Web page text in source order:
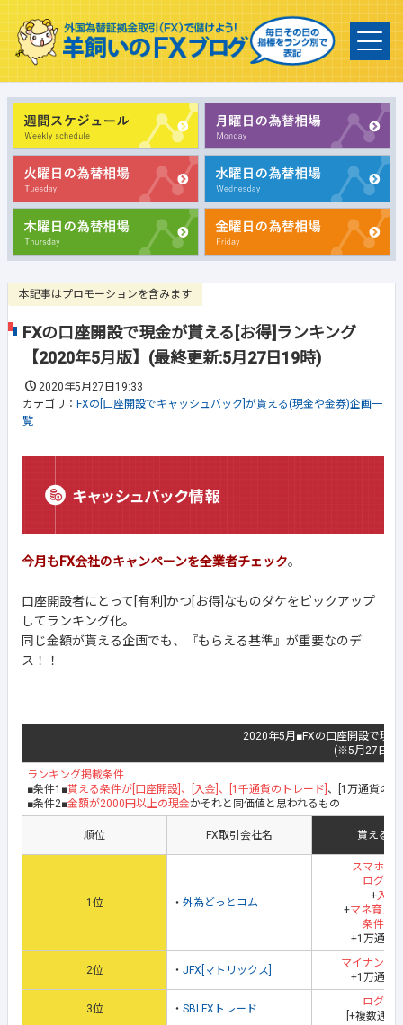
本記事はプロモーションを含みます
FXの口座開設で現金が貰える[お得]ランキング
【2020年5月版】(最終更新:5月27日19時)
2020年5月27日19:33
カテゴリ： FXの[口座開設でキャッシュバック]が貰える(現金や金券)企画一
覧
今月もFX会社のキャンペーンを全業者チェック。
口座開設者にとって[有利]かつ[お得]なものダケをピックアップ
してランキング化。
同じ金額が貰える企画でも、『もらえる基準』が重要なのデ
ス！！
2020年5月■FXの口座開設で現
(※5月27日最
ランキング掲載条件
■条件1■貰える条件が[口座開設]、[入金]、[1千通貨のトレード] 、[1万通貨の
■条件2■金額が2000円以上の現金かそれと同価値と思われるもの
順位 FX取引会社名 貰える地
1位 ・ 外為どっとコム
スマホア
ログイ
+入金
+マネ育ス
条件達
+1万通貨
2位 ・ JFX[マトリックス]
マイナンバ
+1万通貨
3位 ・ SBI FXトレード
ログイ
[+複数通貨